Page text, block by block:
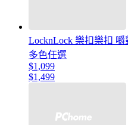
LocknLock 樂扣樂扣
多色任選
$1,099
$1,499